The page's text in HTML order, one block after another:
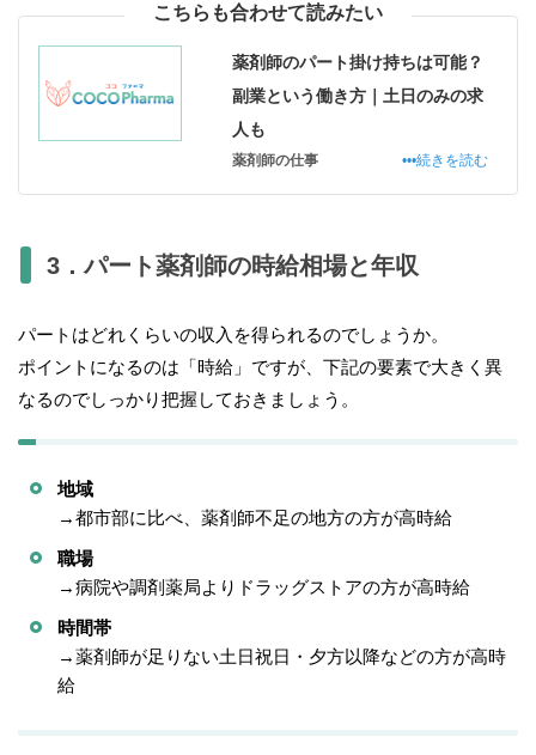
こちらも合わせて読みたい
薬剤師のパート掛け持ちは可能？
副業という働き方｜土日のみの求
人も
薬剤師の仕事 •••続きを読む
3．パート薬剤師の時給相場と年収
パートはどれくらいの収入を得られるのでしょうか。
ポイントになるのは「時給」ですが、下記の要素で大きく異
なるのでしっかり把握しておきましょう。
地域
→都市部に比べ、薬剤師不足の地方の方が高時給
職場
→病院や調剤薬局よりドラッグストアの方が高時給
時間帯
→薬剤師が足りない土日祝日・夕方以降などの方が高時
給